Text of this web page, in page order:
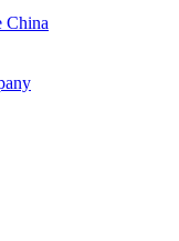
China